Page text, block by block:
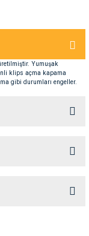
Yumuşak
klips açma kapama
gibi durumları engeller.
tarafımıza